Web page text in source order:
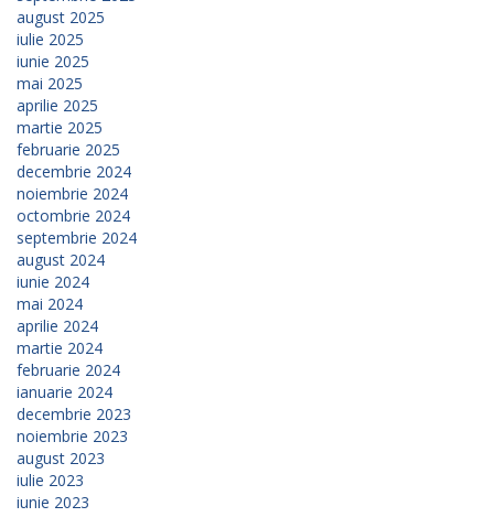
august 2025
iulie 2025
iunie 2025
mai 2025
aprilie 2025
martie 2025
februarie 2025
decembrie 2024
noiembrie 2024
octombrie 2024
septembrie 2024
august 2024
iunie 2024
mai 2024
aprilie 2024
martie 2024
februarie 2024
ianuarie 2024
decembrie 2023
noiembrie 2023
august 2023
iulie 2023
iunie 2023